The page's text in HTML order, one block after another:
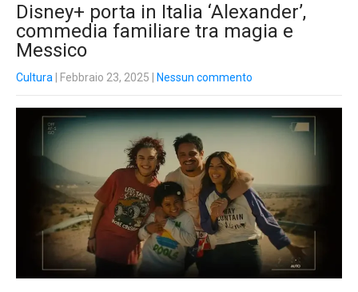
Disney+ porta in Italia ‘Alexander’,
commedia familiare tra magia e
Messico
Cultura | Febbraio 23, 2025 Nessun commento